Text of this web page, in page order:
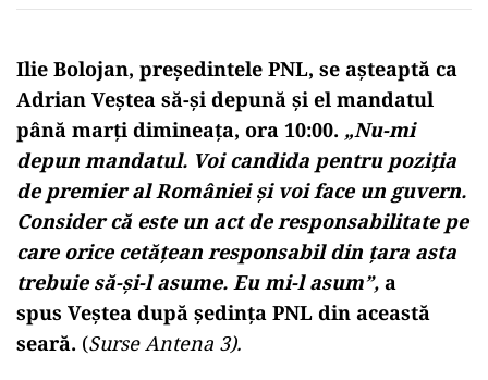
Ilie Bolojan, preşedintele PNL, se aşteaptă ca
Adrian Veştea să-şi depună şi el mandatul
până marţi dimineaţa, ora 10:00. „Nu-mi
depun mandatul. Voi candida pentru poziţia
de premier al României şi voi face un guvern.
Consider că este un act de responsabilitate pe
care orice cetăţean responsabil din țara asta
trebuie să-şi-l asume. Eu mi-l asum”, a
spus Veștea după ședinţa PNL din această
seară. (Surse Antena 3).